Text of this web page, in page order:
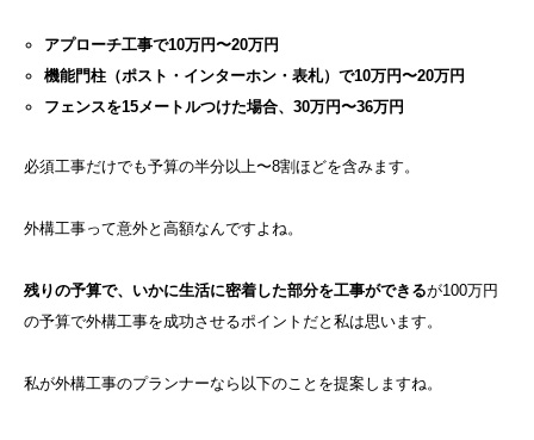
アプローチ工事で10万円〜20万円
機能門柱（ポスト・インターホン・表札）で10万円〜20万円
フェンスを15メートルつけた場合、30万円〜36万円
必須工事だけでも予算の半分以上〜8割ほどを含みます。
外構工事って意外と高額なんですよね。
残りの予算で、いかに生活に密着した部分を工事ができるが100万円
の予算で外構工事を成功させるポイントだと私は思います。
私が外構工事のプランナーなら以下のことを提案しますね。